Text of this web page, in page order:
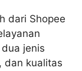
dari Shopee
jenis
dan kualitas